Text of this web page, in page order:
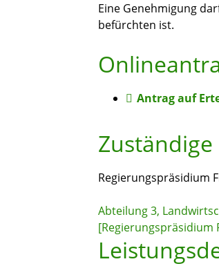
Eine Genehmigung
befürchten ist.
Antrag auf
Zuständige
Regierungspräsidium
Abteilung 3,
[Regierungspräsidium